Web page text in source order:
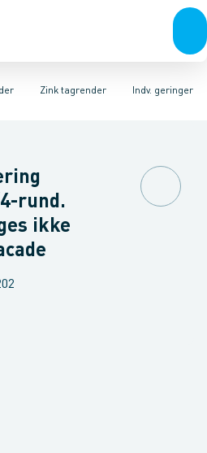
Taginddækninger & taghætter
Zink tagrender
Stål tagrender Kobber
Indv. geringer
40gr.Bøjninger 60gr.
rund.
ikke